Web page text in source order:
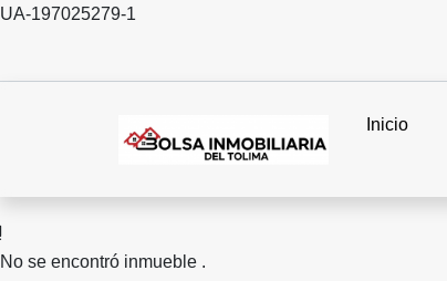
UA-197025279-1
Inicio
No se encontró inmueble .